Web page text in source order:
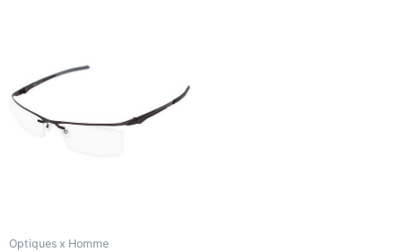
Optiques x Homme